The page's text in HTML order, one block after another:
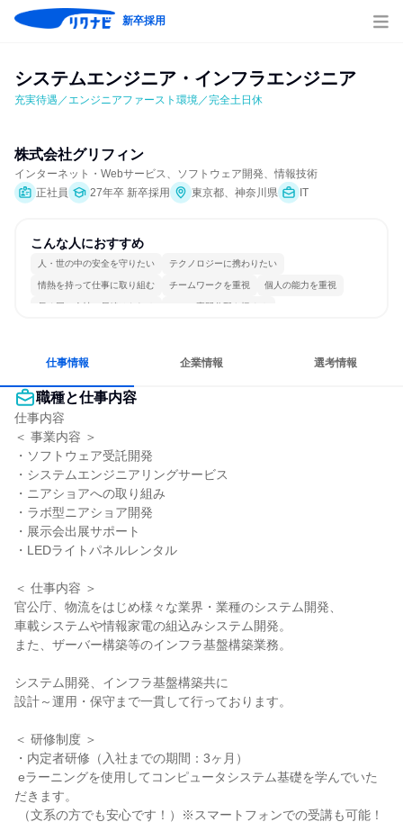
新卒採用
システムエンジニア・インフラエンジニア
充実待遇／エンジニアファースト環境／完全土日休
株式会社グリフィン
インターネット・Webサービス、ソフトウェア開発、情報技術
正社員
27年卒 新卒採用 東京都、神奈川県 IT
こんな人におすすめ
人・世の中の安全を守りたい テクノロジーに携わりたい
情熱を持って仕事に取り組む チームワークを重視 個人の能力を重視
長く同じ会社に居続けられる 一つの専門分野を極める
仕事情報 企業情報 選考情報
職種と仕事内容
仕事内容
＜ 事業内容 ＞
・ソフトウェア受託開発
・システムエンジニアリングサービス
・ニアショアへの取り組み
・ラボ型ニアショア開発
・展示会出展サポート
・LEDライトパネルレンタル
＜ 仕事内容 ＞
官公庁、物流をはじめ様々な業界・業種のシステム開発、
車載システムや情報家電の組込みシステム開発。
また、ザーバー構築等のインフラ基盤構築業務。
システム開発、インフラ基盤構築共に
設計～運用・保守まで一貫して行っております。
＜ 研修制度 ＞
・内定者研修（入社までの期間：3ヶ月）
だきます。